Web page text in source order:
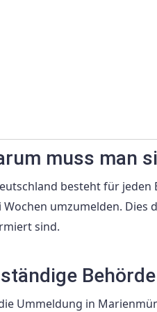
muss man
besteht für jeden
Wochen umzumelden. Dies
sind.
Behörde
Ummeldung in